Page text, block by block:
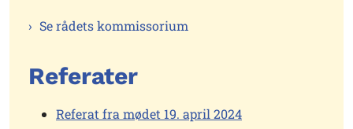
Se rådets kommissorium
Referater
Referat fra mødet 19. april 2024